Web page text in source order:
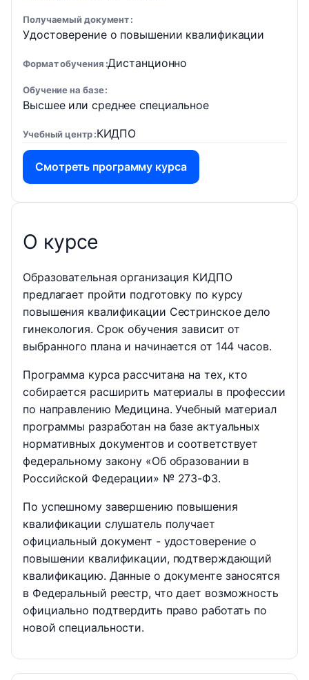
Получаемый документ
Удостоверение о повышении квалификации
Формат обучения Дистанционно
Обучение на базе
Высшее или среднее специальное
Учебный центр КИДПО
Смотреть программу курса
О курсе
Образовательная организация КИДПО
предлагает пройти подготовку по курсу
повышения квалификации Сестринское дело
гинекология. Срок обучения зависит от
выбранного плана и начинается от 144 часов.
Программа курса рассчитана на тех, кто
собирается расширить материалы в профессии
по направлению Медицина. Учебный материал
программы разработан на базе актуальных
нормативных документов и соответствует
федеральному закону «Об образовании в
Российской Федерации» № 273-ФЗ.
По успешному завершению повышения
квалификации слушатель получает
официальный документ - удостоверение о
повышении квалификации, подтверждающий
квалификацию. Данные о документе заносятся
в Федеральный реестр, что дает возможность
официально подтвердить право работать по
новой специальности.